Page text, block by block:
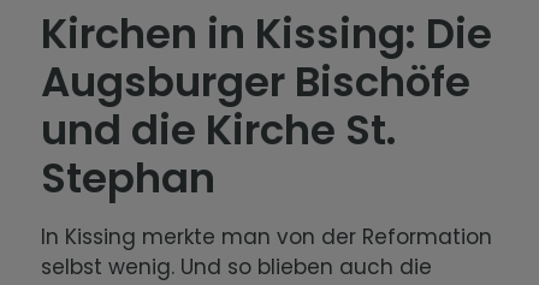
Ortsgeschichte
Kirchen in Kissing: Die
Augsburger Bischöfe
und die Kirche St.
Stephan
In Kissing merkte man von der Reformation
selbst wenig. Und so blieben auch die